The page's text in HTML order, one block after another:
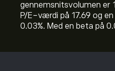
gennemsnitsvolumen er
P/E-værdi på 17.69 og
0.03%. Med en beta på